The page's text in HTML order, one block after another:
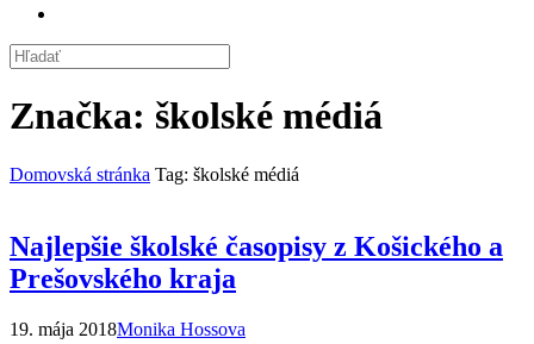
Značka: školské médiá
Domovská stránka Tag: školské médiá
Najlepšie školské časopisy z Košického a
Prešovského kraja
19. mája 2018Monika Hossova